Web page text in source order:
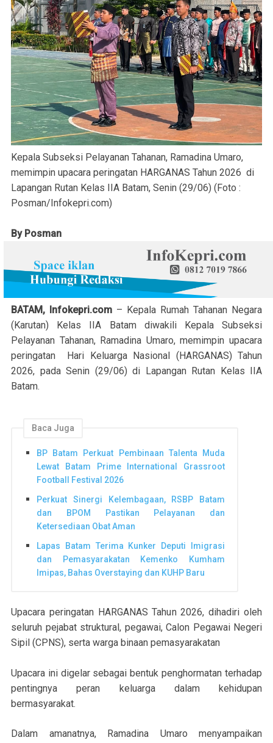
Kepala Subseksi Pelayanan Tahanan, Ramadina Umaro,
memimpin upacara peringatan HARGANAS Tahun 2026 di
Lapangan Rutan Kelas IIA Batam, Senin (29/06) (Foto :
Posman/Infokepri.com)
By Posman
BATAM, Infokepri.com – Kepala Rumah Tahanan Negara
(Karutan) Kelas IIA Batam diwakili Kepala Subseksi
Pelayanan Tahanan, Ramadina Umaro, memimpin upacara
peringatan Hari Keluarga Nasional (HARGANAS) Tahun
2026, pada Senin (29/06) di Lapangan Rutan Kelas IIA
Batam.
Baca Juga
BP Batam Perkuat Pembinaan Talenta Muda
Lewat Batam Prime International Grassroot
Football Festival 2026
Perkuat Sinergi Kelembagaan, RSBP Batam
dan BPOM Pastikan Pelayanan dan
Ketersediaan Obat Aman
Lapas Batam Terima Kunker Deputi Imigrasi
dan Pemasyarakatan Kemenko Kumham
Imipas, Bahas Overstaying dan KUHP Baru
Upacara peringatan HARGANAS Tahun 2026, dihadiri oleh
seluruh pejabat struktural, pegawai, Calon Pegawai Negeri
Sipil (CPNS), serta warga binaan pemasyarakatan
Upacara ini digelar sebagai bentuk penghormatan terhadap
pentingnya peran keluarga dalam kehidupan
bermasyarakat.
Dalam amanatnya, Ramadina Umaro menyampaikan